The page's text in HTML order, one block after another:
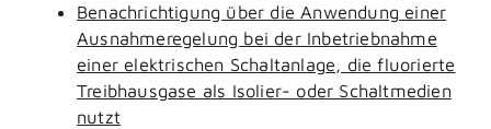
Benachrichtigung über die Anwendung einer
Ausnahmeregelung bei der Inbetriebnahme
einer elektrischen Schaltanlage, die fluorierte
Treibhausgase als Isolier- oder Schaltmedien
nutzt